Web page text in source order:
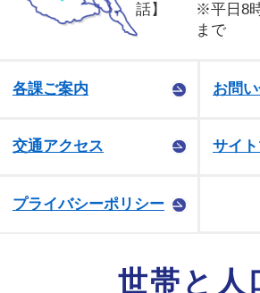
話】
※平日8
まで
各課ご案内 お問
交通アクセス サイ
プライバシーポリシー